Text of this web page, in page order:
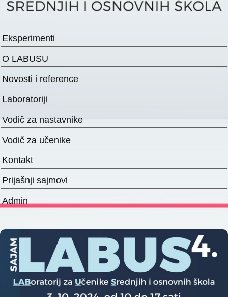
Eksperimenti
O LABUSU
Novosti i reference
Laboratoriji
Vodič za nastavnike
Vodič za učenike
Kontakt
Prijašnji sajmovi
Admin